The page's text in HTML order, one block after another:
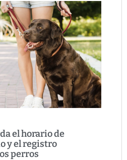
el horario de
y el registro
perros